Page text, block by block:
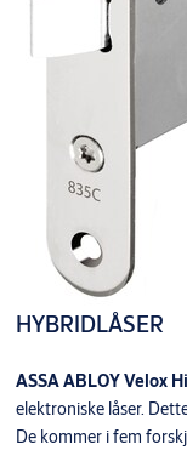
HYBRIDLÅSER
ASSA ABLOY Velox
elektroniske låser.
De kommer i fem